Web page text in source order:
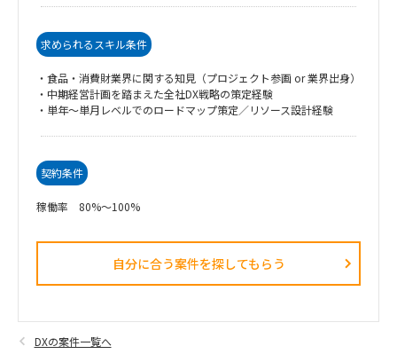
求められるスキル条件
・食品・消費財業界に関する知見（プロジェクト参画 or 業界出身）
・中期経営計画を踏まえた全社DX戦略の策定経験
・単年〜単月レベルでのロードマップ策定／リソース設計経験
契約条件
稼働率 80%～100%
自分に合う案件を探してもらう​
DXの案件一覧へ